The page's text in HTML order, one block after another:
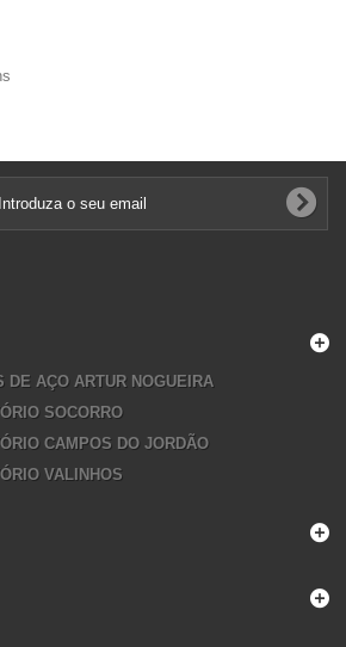
DE AÇO ARTUR NOGUEIRA
SOCORRO
CAMPOS DO JORDÃO
VALINHOS